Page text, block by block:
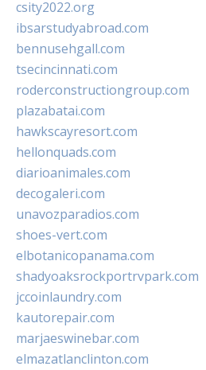
csity2022.org
ibsarstudyabroad.com
bennusehgall.com
tsecincinnati.com
roderconstructiongroup.com
plazabatai.com
hawkscayresort.com
hellonquads.com
diarioanimales.com
decogaleri.com
unavozparadios.com
shoes-vert.com
elbotanicopanama.com
shadyoaksrockportrvpark.com
jccoinlaundry.com
kautorepair.com
marjaeswinebar.com
elmazatlanclinton.com